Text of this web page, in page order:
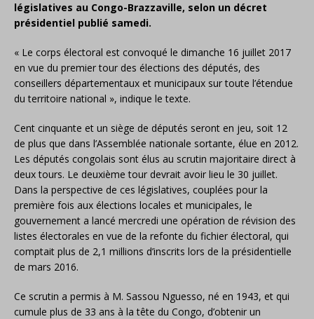
législatives au Congo-Brazzaville, selon un décret
présidentiel publié samedi.
« Le corps électoral est convoqué le dimanche 16 juillet 2017
en vue du premier tour des élections des députés, des
conseillers départementaux et municipaux sur toute l’étendue
du territoire national », indique le texte.
Cent cinquante et un siège de députés seront en jeu, soit 12
de plus que dans l’Assemblée nationale sortante, élue en 2012.
Les députés congolais sont élus au scrutin majoritaire direct à
deux tours. Le deuxième tour devrait avoir lieu le 30 juillet.
Dans la perspective de ces législatives, couplées pour la
première fois aux élections locales et municipales, le
gouvernement a lancé mercredi une opération de révision des
listes électorales en vue de la refonte du fichier électoral, qui
comptait plus de 2,1 millions d’inscrits lors de la présidentielle
de mars 2016.
Ce scrutin a permis à M. Sassou Nguesso, né en 1943, et qui
cumule plus de 33 ans à la tête du Congo, d’obtenir un